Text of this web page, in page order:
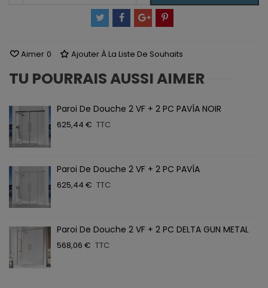
Aimer 0 Ajouter À La Liste De Souhaits
TU POURRAIS AUSSI AIMER
Paroi De Douche 2 VF + 2 PC PAVÍA NOIR
625,44 € TTC
Paroi De Douche 2 VF + 2 PC PAVÍA
625,44 € TTC
Paroi De Douche 2 VF + 2 PC DELTA GUN METAL
568,06 € TTC